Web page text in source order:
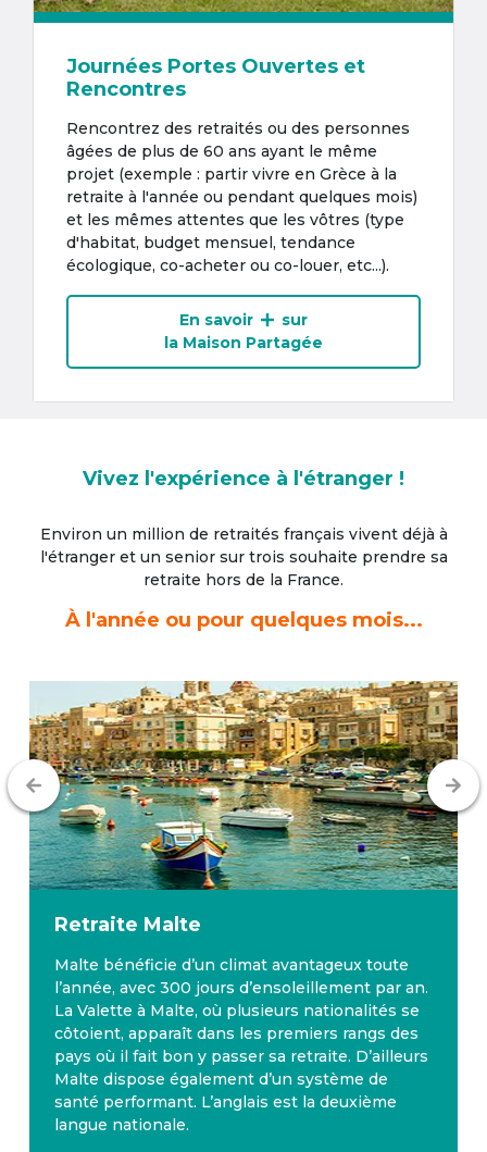
Journées Portes Ouvertes et
Rencontres
Rencontrez des retraités ou des personnes
âgées de plus de 60 ans ayant le même
projet (exemple : partir vivre en Grèce à la
retraite à l'année ou pendant quelques mois)
et les mêmes attentes que les vôtres (type
d'habitat, budget mensuel, tendance
écologique, co-acheter ou co-louer, etc...).
En savoir
sur
la Maison Partagée
Vivez l'expérience à l'étranger !
Environ un million de retraités français vivent déjà à
l'étrangeret un senior sur trois souhaite prendre sa
retraite hors de la France.
À l'année ou pour quelques mois...
Retraite Malte
Malte bénéficie d’un climat avantageux toute
l’année, avec 300 jours d’ensoleillement par an.
La Valette à Malte, où plusieurs nationalités se
côtoient, apparaît dans les premiers rangs des
pays où il fait bon y passer sa retraite. D’ailleurs
Malte dispose également d’un système de
santé performant. L’anglais est la deuxième
langue nationale.